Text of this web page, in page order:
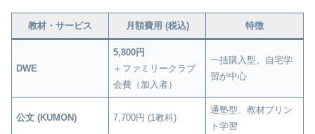
教材・サービス 月額費用 (税込) 特徴
DWE
5,800円
＋ファミリークラブ
会費（加入者）
一括購入型、自宅学
習が中心
公文 (KUMON) 7,700円 (1教科)
通塾型、教材プリン
ト学習